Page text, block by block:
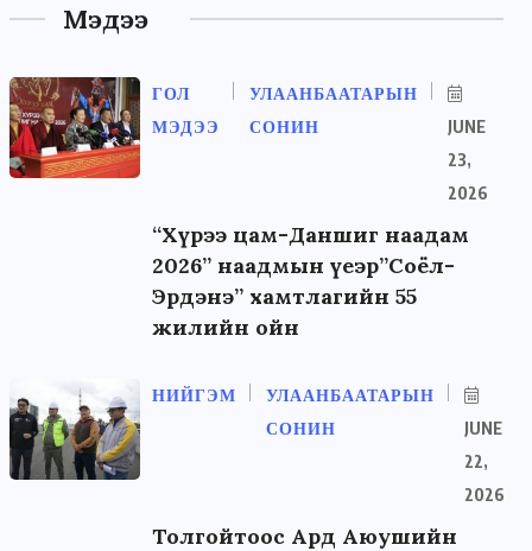
Мэдээ
ГОЛ
МЭДЭЭ
УЛААНБААТАРЫН
СОНИН
JUNE
23,
2026
“Хүрээ цам-Даншиг наадам
2026” наадмын үеэр”Соёл-
Эрдэнэ” хамтлагийн 55
жилийн ойн
НИЙГЭМ
УЛААНБААТАРЫН
СОНИН
JUNE
22,
2026
Толгойтоос Ард Аюушийн